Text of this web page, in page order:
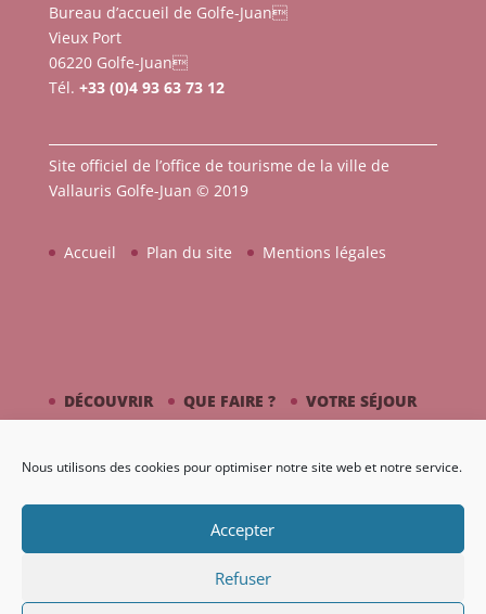
Nous utilisons des cookies pour optimiser notre site web et notre service.
Accepter
Refuser
Bureau d’accueil de Golfe-Juan
Vieux Port
06220 Golfe-Juan
Tél. +33 (0)4 93 63 73 12
Site officiel de l’office de tourisme de la ville de
Vallauris Golfe-Juan © 2019
Accueil Plan du site Mentions légales
DÉCOUVRIR QUE FAIRE ?
VOTRE SÉJOUR
AGENDA GALERIE